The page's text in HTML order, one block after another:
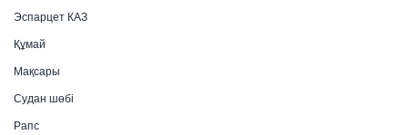
Эспарцет КАЗ
Құмай
Мақсары
Судан шөбі
Рапс